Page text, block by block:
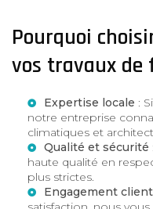
Pourquoi
vos travaux de
Expertise locale :
notre entreprise
climatiques et
Qualité et sécurité
haute qualité en
plus strictes.
Engagement client